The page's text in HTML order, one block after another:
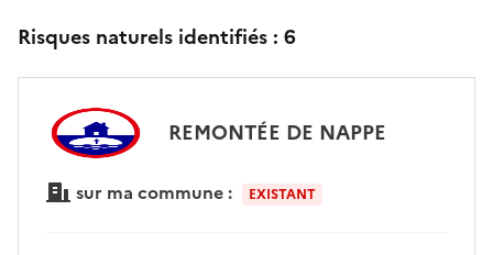
Risques naturels identifiés : 6
REMONTÉE DE NAPPE
sur ma commune : EXISTANT